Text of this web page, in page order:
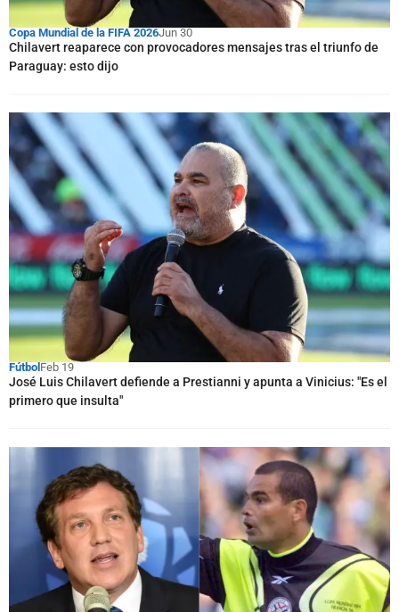
Copa Mundial de la FIFA 2026Jun 30
Chilavert reaparece con provocadores mensajes tras el triunfo de
Paraguay: esto dijo
FútbolFeb 19
José Luis Chilavert defiende a Prestianni y apunta a Vinicius: "Es el
primero que insulta"